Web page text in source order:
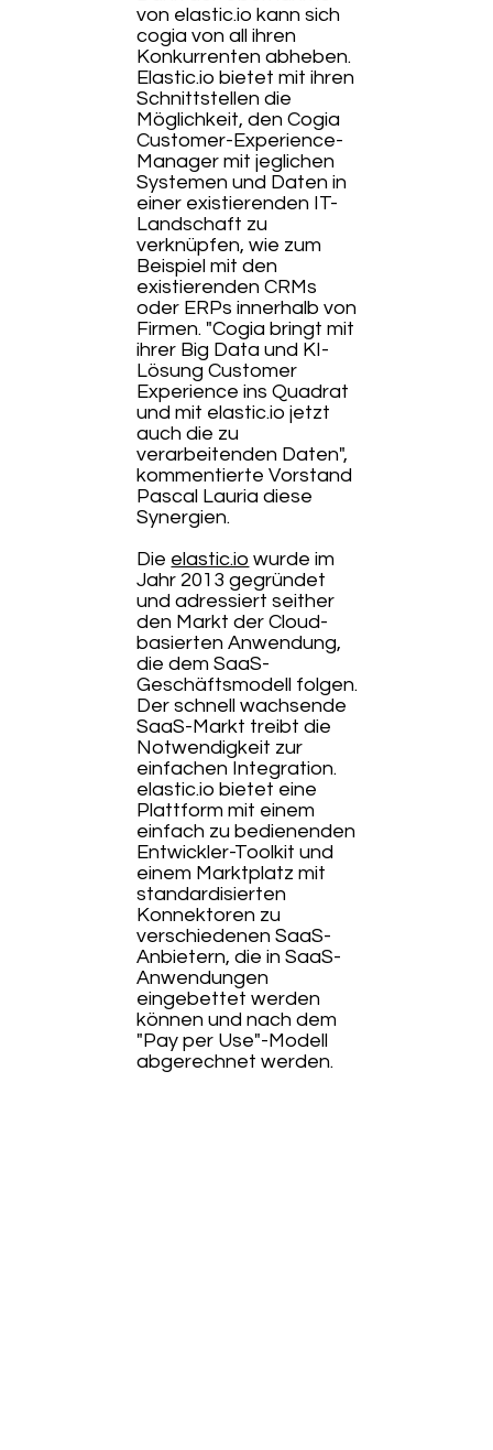
von elastic.io kann sich
cogia von all ihren
Konkurrenten abheben.
Elastic.io bietet mit ihren
Schnittstellen die
Möglichkeit, den Cogia
Customer-Experience-
Manager mit jeglichen
Systemen und Daten in
einer existierenden IT-
Landschaft zu
verknüpfen, wie zum
Beispiel mit den
existierenden CRMs
oder ERPs innerhalb von
Firmen. "Cogia bringt mit
ihrer Big Data und KI-
Lösung Customer
Experience ins Quadrat
und mit elastic.io jetzt
auch die zu
verarbeitenden Daten",
kommentierte Vorstand
Pascal Lauria diese
Synergien.
Die elastic.io wurde im
Jahr 2013 gegründet
und adressiert seither
den Markt der Cloud-
basierten Anwendung,
die dem SaaS-
Geschäftsmodell folgen.
Der schnell wachsende
SaaS-Markt treibt die
Notwendigkeit zur
einfachen Integration.
elastic.io bietet eine
Plattform mit einem
einfach zu bedienenden
Entwickler-Toolkit und
einem Marktplatz mit
standardisierten
Konnektoren zu
verschiedenen SaaS-
Anbietern, die in SaaS-
Anwendungen
eingebettet werden
können und nach dem
"Pay per Use"-Modell
abgerechnet werden.